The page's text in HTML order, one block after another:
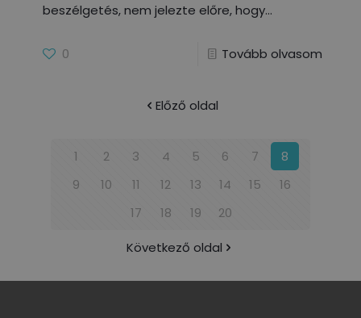
beszélgetés, nem jelezte előre, hogy
0 Tovább olvasom
Előző oldal
1 2 3 4 5 6 7
8
9
10 11 12 13 14 15
16
17
18 19 20
Következő oldal